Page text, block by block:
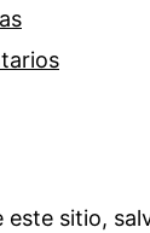
este sitio,